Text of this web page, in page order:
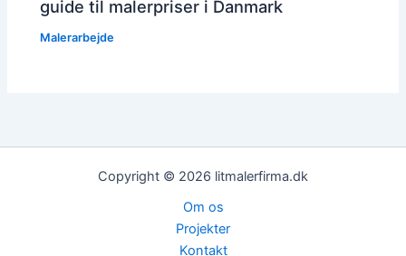
guide til malerpriser i Danmark
Malerarbejde
Copyright © 2026 litmalerfirma.dk
Om os
Projekter
Kontakt